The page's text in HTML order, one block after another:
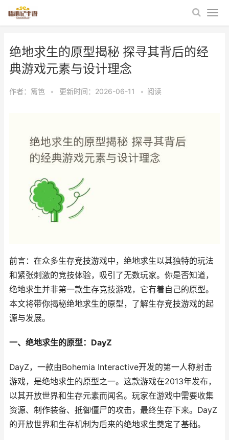
绝地求生的原型揭秘 探寻其背后的经
典游戏元素与设计理念
作者： 篱笆 • 更新时间：2026-06-11 • 阅读
前言：在众多生存竞技游戏中，绝地求生以其独特的玩法
和紧张刺激的竞技体验，吸引了无数玩家。你是否知道，
绝地求生并非第一款生存竞技游戏，它有着自己的原型。
本文将带你揭秘绝地求生的原型，了解生存竞技游戏的起
源与发展。
一、绝地求生的原型：DayZ
DayZ，一款由Bohemia Interactive开发的第一人称射击
游戏，是绝地求生的原型之一。这款游戏在2013年发布，
以其开放世界和生存元素而闻名。玩家在游戏中需要收集
资源、制作装备、抵御僵尸的攻击，最终生存下来。DayZ
的开放世界和生存机制为后来的绝地求生奠定了基础。